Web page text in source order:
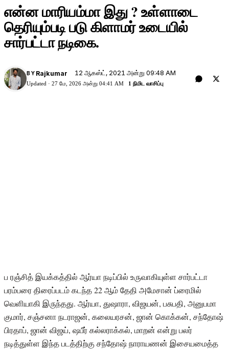
என்ன மாரியம்மா இது ? உள்ளாடை
தெரியும்படி படு கிளாமர் உடையில்
சார்பட்டா நடிகை.
BY Rajkumar 12 ஆகஸ்ட், 2021 அன்று 09:48 AM
Updated · 27 மே, 2026 அன்று 04:41 AM 1 நிமிட வாசிப்பு
ப ரஞ்சித் இயக்கத்தில் ஆர்யா நடிப்பில் உருவாகியுள்ள சார்பட்டா
பரம்பரை திரைப்படம் கடந்த 22 ஆம் தேதி அமேசான் ப்ரைமில்
வெளியாகி இருந்தது. ஆர்யா, துஷாரா, விஜயன், பசுபதி, அனுபமா
குமார், சஞ்சனா நடராஜன், கலையரசன், ஜான் கொக்கன், சந்தோஷ்
பிரதாப், ஜான் விஜய், ஷபீர் கல்லராக்கல், மாறன் என்று பலர்
நடித்துள்ள இந்த படத்திற்கு சந்தோஷ் நாராயணன் இசையமைத்த